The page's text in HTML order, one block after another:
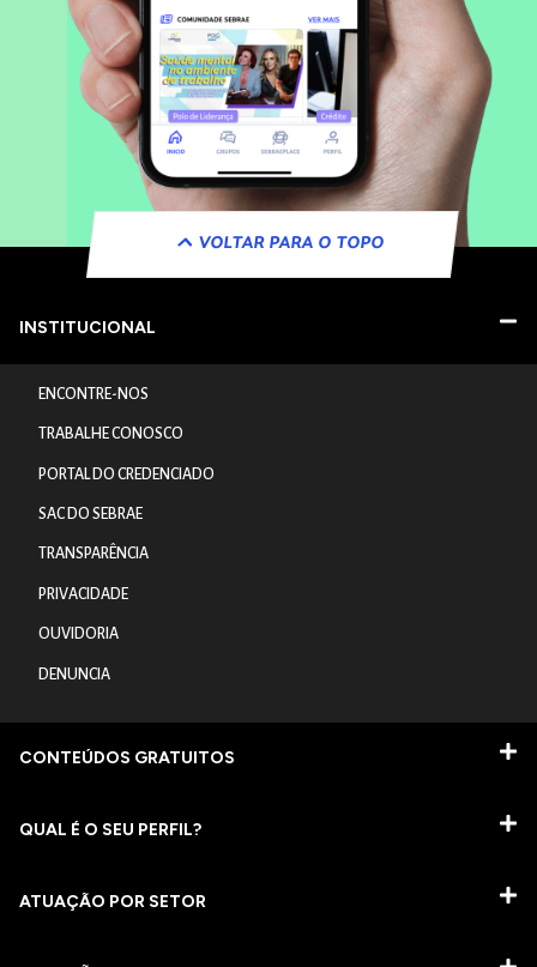
VOLTAR PARA O TOPO
INSTITUCIONAL
ENCONTRE-NOS
TRABALHE CONOSCO
PORTAL DO CREDENCIADO
SAC DO SEBRAE
TRANSPARÊNCIA
PRIVACIDADE
OUVIDORIA
DENUNCIA
CONTEÚDOS GRATUITOS
QUAL É O SEU PERFIL?
ATUAÇÃO POR SETOR